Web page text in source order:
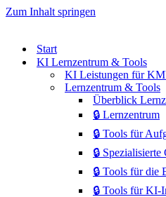
Zum Inhalt springen
Start
KI Lernzentrum & Tools
KI Leistungen für
Lernzentrum & Tools
Überblick
🔒 Lernzentrum
🔒 Tools für
🔒
🔒 Tools für
🔒 Tools für KI-